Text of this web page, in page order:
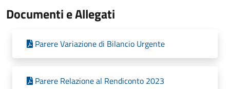
Documenti e Allegati
Parere Variazione di Bilancio Urgente
Parere Relazione al Rendiconto 2023